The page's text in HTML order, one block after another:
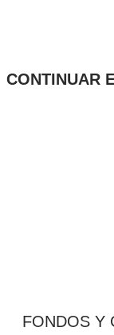
CONTINUAR
FONDOS Y